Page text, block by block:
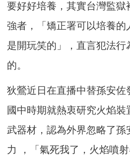
要好好培養，其實台灣監獄
強者，「矯正署可以培養的
是開玩笑的」，直言犯法行
的。
狄鶯近日在直播中替孫安佐
國中時期就熱衷研究火焰裝
武器材，認為外界忽略了孫
力 ，「氣死我了，火焰噴射